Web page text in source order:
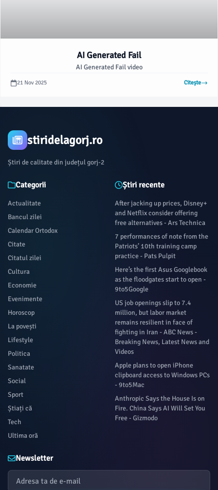
AI Generated Fail
AI Generated Fail video
21 Nov 2025 Citește
stiridelagorj.ro
Știri de calitate din județul gorj-2
Categorii
Actualitate
Bancul zilei
Calendar Ortodox
Citate
Citatul zilei
Cultura
Economie
Evenimente
Horoscop
La povești
Lifestyle
Politica
Sanatate
Social
Sport
Știați că
Tech
Ultima oră
Știri recente
After jacking up prices, Disney+
and Netflix consider offering
free alternatives - Ars Technica
7 performances of note from the
Patriots’ 10th training camp
practice - Pats Pulpit
Here’s the first Asus Googlebook
as the floodgates start to open -
9to5Google
US job openings slip to 7.4
million, but labor market
remains resilient in face of
fighting in Iran - ABC News -
Breaking News, Latest News and
Videos
Apple plans to open iPhone
clipboard access to Windows PCs
- 9to5Mac
Anthropic Says the House Is on
Fire. China Says AI Will Set You
Free - Gizmodo
Newsletter